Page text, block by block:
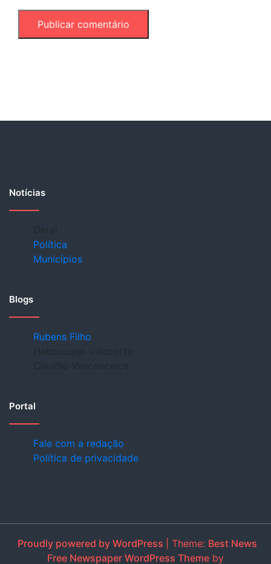
Notícias
Política
Municípios
Blogs
Rubens Filho
Portal
Fale com a redação
Política de privacidade
Proudly powered by WordPress Theme: Best News
Free Newspaper WordPress Theme by